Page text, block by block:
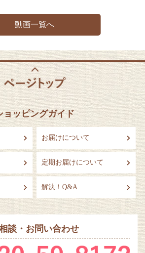
動画一覧へ
ョッピングガイド
お届けについて
定期お届けについて
解決！Q&A
談・お問い合わせ